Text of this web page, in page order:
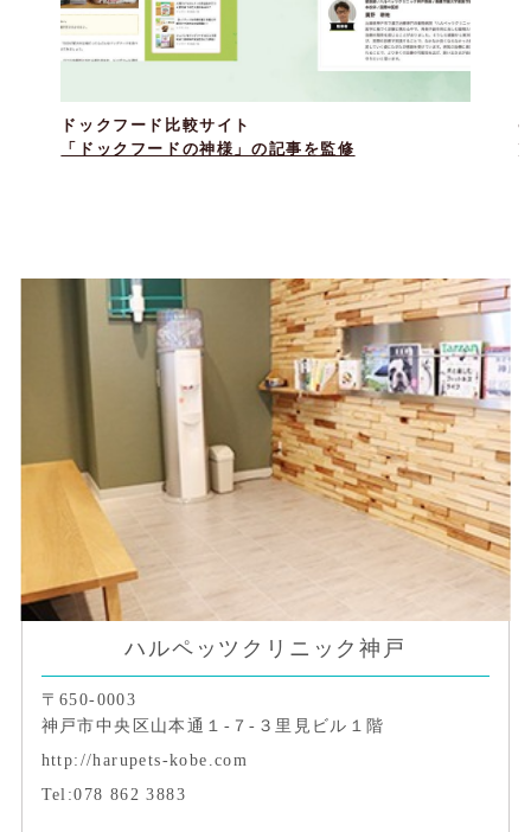
ドックフード比較サイト
「ドックフードの神様」の記事を監修
ハルペッツクリニック神戸
〒650-0003
神戸市中央区山本通１-７-３里見ビル１階
http://harupets-kobe.com
Tel:078 862 3883